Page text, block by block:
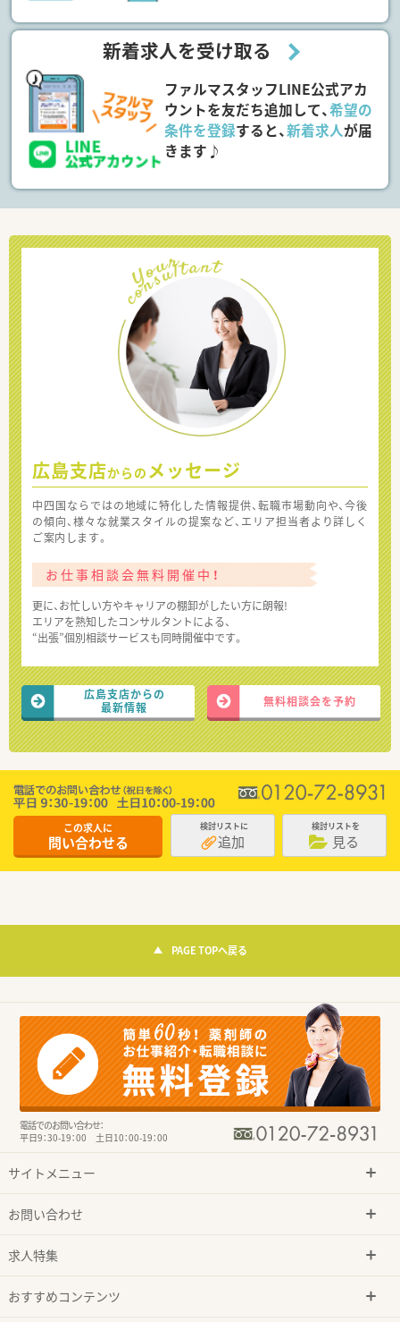
新着求人を受け取る
ファルマスタッフLINE公式アカ
ウントを友だち追加して、希望の
条件を登録すると、新着求人が届
きます♪
広島支店からの メッセージ
中四国ならではの地域に特化した情報提供、転職市場動向や、今後
の傾向、様々な就業スタイルの提案など、エリア担当者より詳しく
ご案内します。
お仕事相談会無料開催中！
更に、お忙しい方やキャリアの棚卸がしたい方に朗報!
エリアを熟知したコンサルタントによる、
“出張”個別相談サービスも同時開催中です。
広島支店からの
最新情報
無料相談会を予約
この求人に
問い合わせる
検討リストに
追加
検討リストを
見る
PAGE TOPへ戻る
電話でのお問い合わせ：
平日9：30-19：00 土日10：00-19：00
サイトメニュー
お問い合わせ
求人特集
おすすめコンテンツ